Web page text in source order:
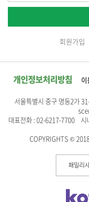
회원가입
개인정보처리방침 이
서울특별시 중구 명동2
대표전화 : 02-6217-7700 시
COPYRIGHTS ©
패밀리